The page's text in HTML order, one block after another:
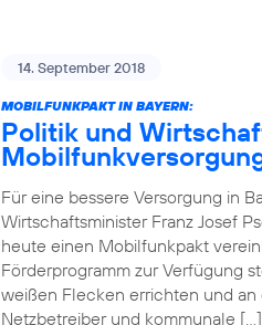
14. September 2018
MOBILFUNKPAKT IN BAYERN:
Politik und
Für eine bessere Versorgung in
Wirtschaftsminister Franz Josef
heute einen Mobilfunkpakt
Förderprogramm zur Verfügung
weißen Flecken errichten und
Netzbetreiber und kommunale […]